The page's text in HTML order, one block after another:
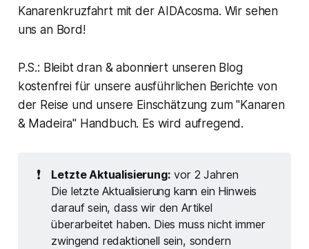
Kanarenkruzfahrt mit der AIDAcosma. Wir sehen
uns an Bord!
P.S.: Bleibt dran & abonniert unseren Blog
kostenfrei für unsere ausführlichen Berichte von
der Reise und unsere Einschätzung zum "Kanaren
& Madeira" Handbuch. Es wird aufregend.
❗ Letzte Aktualisierung: vor 2 Jahren
Die letzte Aktualisierung kann ein Hinweis
darauf sein, dass wir den Artikel
überarbeitet haben. Dies muss nicht immer
zwingend redaktionell sein, sondern